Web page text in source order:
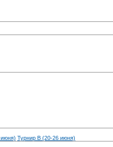
Турнир B (20-26 июня)